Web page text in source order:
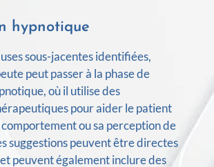
hypnotique
sous-jacentes identifiées,
peut passer à la phase de
où il utilise des
pour aider le patient
ou sa perception de
suggestions peuvent être directes
peuvent également inclure des